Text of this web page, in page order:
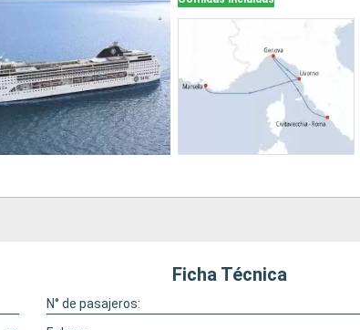
Ficha Técnica
N° de pasajeros: